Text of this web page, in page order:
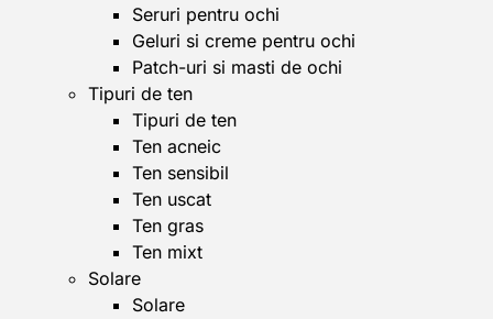
Seruri pentru ochi
Geluri si creme pentru ochi
Patch-uri si masti de ochi
Tipuri de ten
Tipuri de ten
Ten acneic
Ten sensibil
Ten uscat
Ten gras
Ten mixt
Solare
Solare